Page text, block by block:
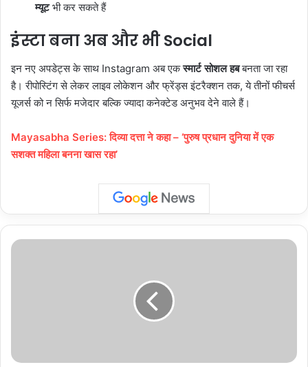
म्यूटभी कर सकते हैं
इंस्टा बना अब और भी Social
इन नए अपडेट्स के साथ Instagram अब एकस्मार्ट सोशल हबबनता जा रहा
है। रीपोस्टिंग से लेकर लाइव लोकेशन और फ्रेंड्स इंटरैक्शन तक, ये तीनों फीचर्स
यूजर्स को न सिर्फ मजेदार बल्कि ज्यादा कनेक्टेड अनुभव देने वाले हैं।
Mayasabha Series: दिव्या दत्ता ने कहा – ‘पुरुष प्रधान दुनिया में एक
सशक्त महिला बनना खास रहा’
Mayasabha
प्रधान